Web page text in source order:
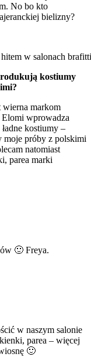
No bo kto
bielizny?
hitem w salonach
kostiumy
markom
wprowadza
kostiumy –
moje próby z polskimi
natomiast
parea marki
🙂 Freya.
w naszym salonie
parea – więcej
🙂